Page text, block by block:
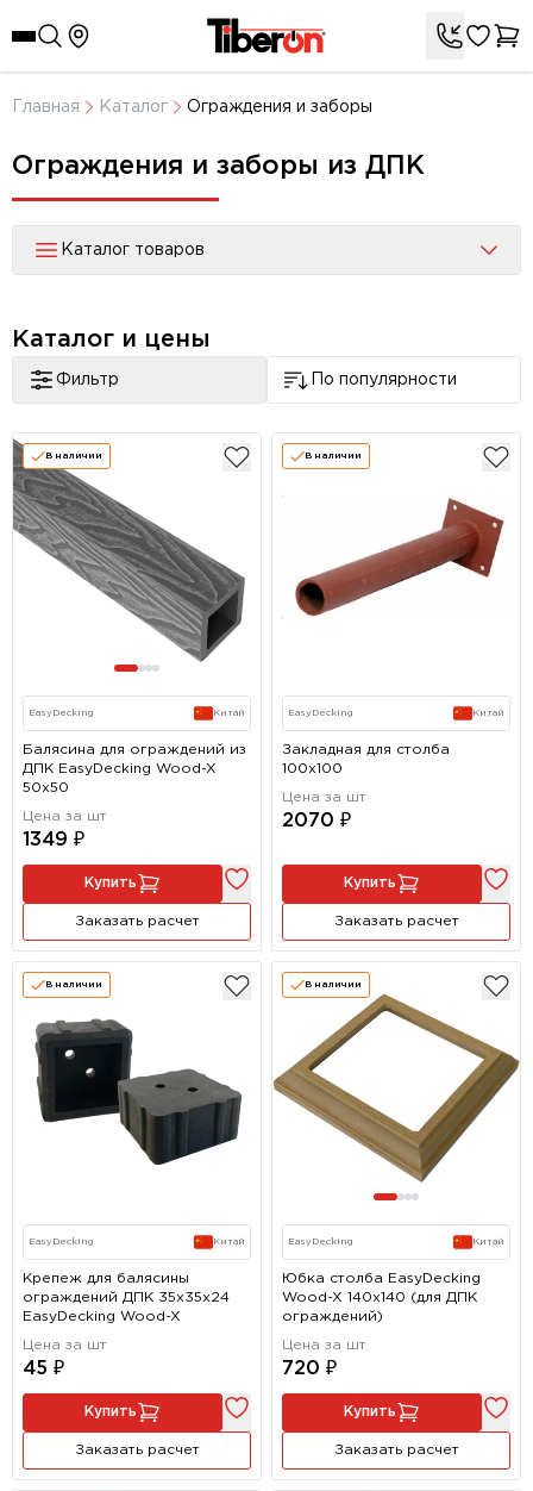
Главная Каталог Ограждения и заборы
Ограждения и заборы из ДПК
Каталог товаров
Каталог и цены
Фильтр По популярности
В наличии
EasyDecking Китай
Балясина для ограждений из
ДПК EasyDecking Wood-X
50х50
Цена за шт
1349 ₽
Купить
Заказать расчет
В наличии
EasyDecking Китай
Закладная для столба
100х100
Цена за шт
2070 ₽
Купить
Заказать расчет
В наличии
EasyDecking Китай
Крепеж для балясины
ограждений ДПК 35х35х24
EasyDecking Wood-X
Цена за шт
45 ₽
Купить
Заказать расчет
В наличии
EasyDecking Китай
Юбка столба EasyDecking
Wood-X 140х140 (для ДПК
ограждений)
Цена за шт
720 ₽
Купить
Заказать расчет